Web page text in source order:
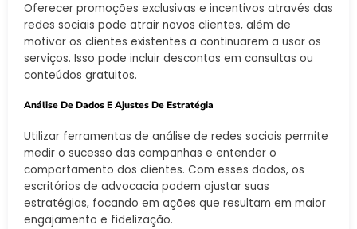
Oferecer promoções exclusivas e incentivos através das
redes sociais pode atrair novos clientes, além de
motivar os clientes existentes a continuarem a usar os
serviços. Isso pode incluir descontos em consultas ou
conteúdos gratuitos.
Análise De Dados E Ajustes De Estratégia
Utilizar ferramentas de análise de redes sociais permite
medir o sucesso das campanhas e entender o
comportamento dos clientes. Com esses dados, os
escritórios de advocacia podem ajustar suas
estratégias, focando em ações que resultam em maior
engajamento e fidelização.